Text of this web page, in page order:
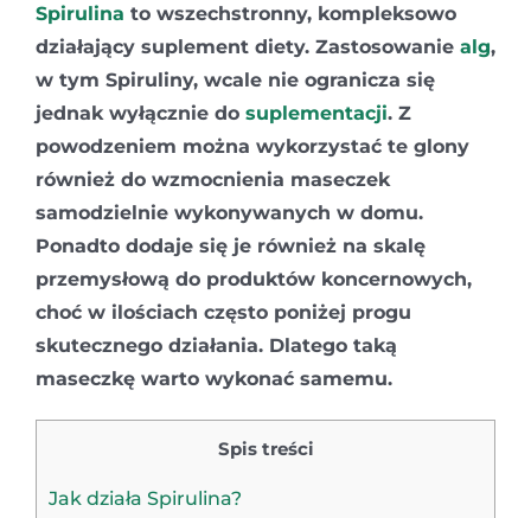
Spirulina to wszechstronny, kompleksowo
działający suplement diety. Zastosowanie alg,
w tym Spiruliny, wcale nie ogranicza się
jednak wyłącznie do suplementacji. Z
powodzeniem można wykorzystać te glony
również do wzmocnienia maseczek
samodzielnie wykonywanych w domu.
Ponadto dodaje się je również na skalę
przemysłową do produktów koncernowych,
choć w ilościach często poniżej progu
skutecznego działania. Dlatego taką
maseczkę warto wykonać samemu.
Spis treści
Jak działa Spirulina?